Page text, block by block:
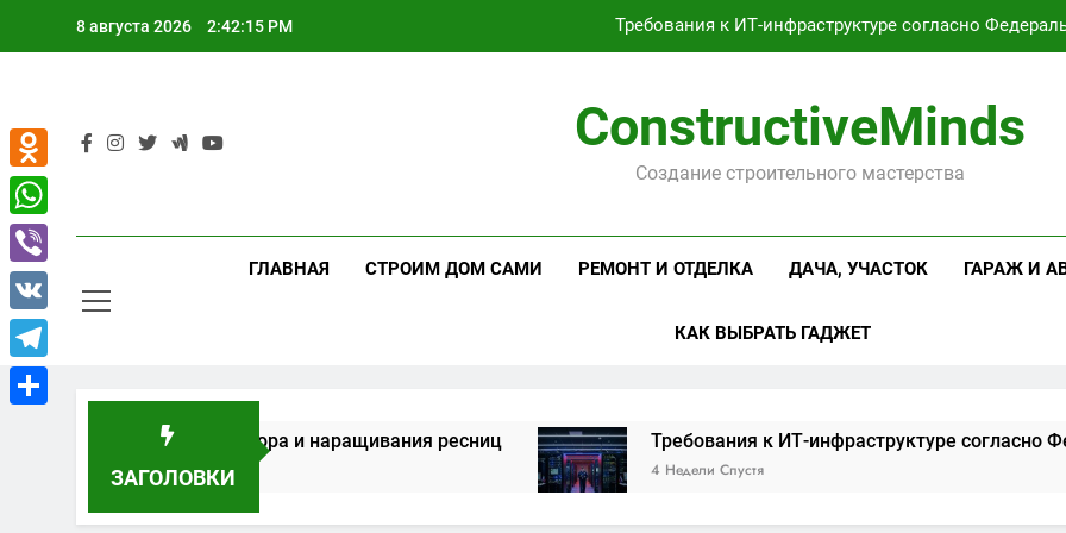
8 августа 2026 2:42:16 PM Требования к ИТ-инфраструктуре согласно
Проектирование и серийное производство светодиодных
Профессиональная косметика и оборудование для
Требования к ИТ-инфраструктуре согласно
Проектирование и серийное производство светодиодных
ConstructiveMinds
Создание строительного мастерства
ГЛАВНАЯ СТРОИМ ДОМ САМИ РЕМОНТ И ОТДЕЛКА ДАЧА, УЧАСТОК ГАРАЖ И
КАК ВЫБРАТЬ ГАДЖЕТ
ЗАГОЛОВКИ
педикюра и наращивания ресниц Требования к ИТ-инфраструктуре согласно
4 Недели Спустя
Odnoklassniki
WhatsApp
Viber
VK
Telegram